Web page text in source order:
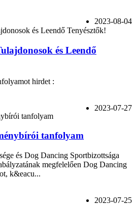
2023-08-04
és Leendő
hirdet :
2023-07-27
tanfolyam
és Dog Dancing Sportbizottsága
megfelelően Dog Dancing
k&eacu...
2023-07-25